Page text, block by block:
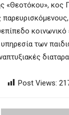
«Θεοτόκου», κος
κοινωνικό
των
Post Views: